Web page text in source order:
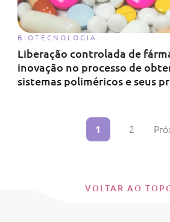
Liberação controlada de
inovação no processo de
sistemas poliméricos e seus
BIOTECNOLOGIA
1 2
VOLTAR AO